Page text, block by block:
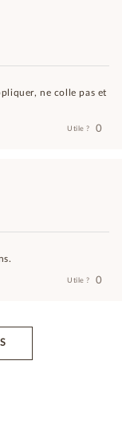
Utile ? 0
Utile ? 0